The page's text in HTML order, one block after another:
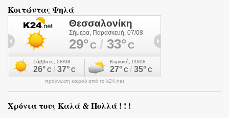
Κοιτώντας Ψηλά
πρόγνωση καιρού από το k24.net
Χρόνια τους Καλά & Πολλά ! ! !